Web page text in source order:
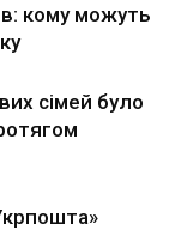
кому можуть
сімей було